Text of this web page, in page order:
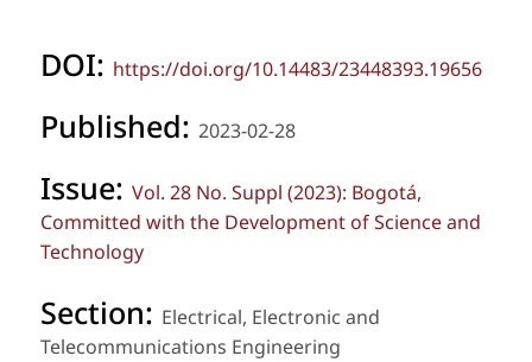
DOI: https://doi.org/10.14483/23448393.19656
Published: 2023-02-28
Issue: Vol. 28 No. Suppl (2023): Bogotá,
Committed with the Development of Science and
Technology
Section: Electrical, Electronic and
Telecommunications Engineering